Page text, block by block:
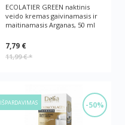
ECOLATIER GREEN naktinis
veido kremas gaivinamasis ir
maitinamasis Arganas, 50 ml
7,79 €
11,99 €*
-50%
IŠPARDAVIMAS